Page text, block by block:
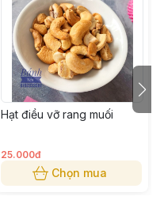
Hạt điều vỡ rang muối
25.000đ
Chọn mua